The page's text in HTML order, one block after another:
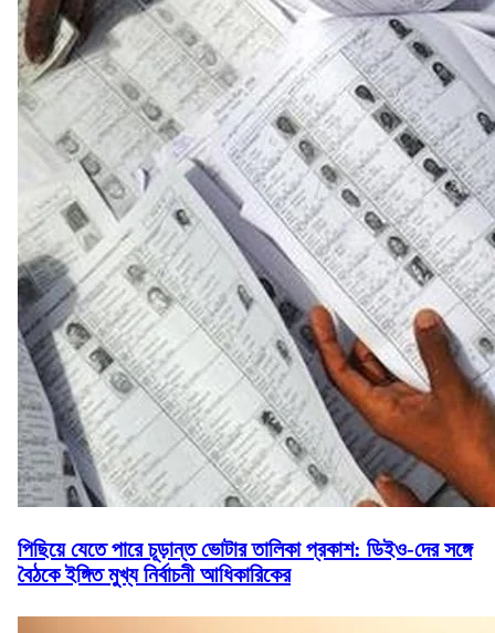
পিছিয়ে যেতে পারে চূড়ান্ত ভোটার তালিকা প্রকাশ: ডিইও-দের সঙ্গে
বৈঠকে ইঙ্গিত মুখ্য নির্বাচনী আধিকারিকের